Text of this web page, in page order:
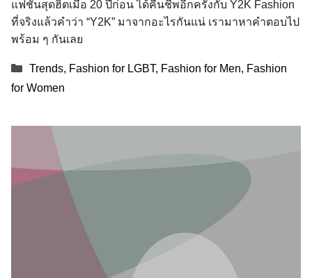
แฟชั่นสุดฮิตเมื่อ 20 ปีก่อน ได้คืนชีพอีกครั้งกับ Y2K Fashion
ที่จริงแล้วคำว่า “Y2K” มาจากอะไรกันแน่ เรามาหาคำตอบไป
พร้อม ๆ กันเลย
Categories
Trends, Fashion for LGBT, Fashion for Men, Fashion
for Women